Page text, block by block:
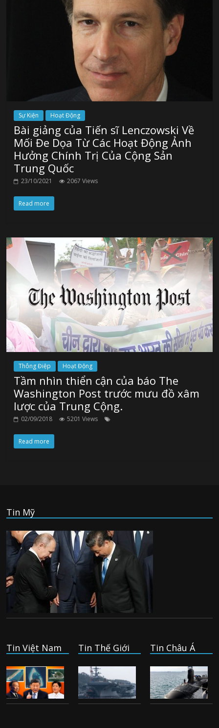
Sự Kiện Hoạt Động
Bài giảng của Tiến sĩ Lenczowski Về
Mối Đe Dọa Từ Các Hoạt Động Ảnh
Hưởng Chính Trị Của Cộng Sản
Trung Quốc
23/10/2021 2067 Views
Read more
Thông Điệp Hoạt Động
Tầm nhìn thiển cận của báo The
Washington Post trước mưu đồ xâm
lược của Trung Cộng.
02/09/2018 5201 Views
Read more
Tin Mỹ
Tin Việt Nam Tin Thế Giới Tin Châu Á